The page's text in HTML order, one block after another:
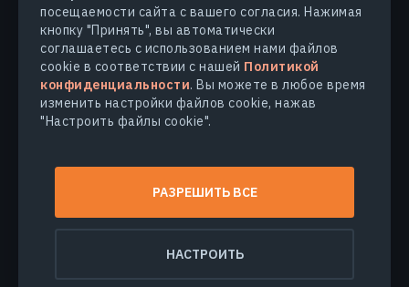
посещаемости сайта с вашего согласия. Нажимая
кнопку "Принять", вы автоматически
соглашаетесь с использованием нами файлов
cookie в соответствии с нашей Политикой
конфиденциальности. Вы можете в любое время
изменить настройки файлов cookie, нажав
"Настроить файлы cookie".
РАЗРЕШИТЬ ВСЕ
НАСТРОИТЬ
КОМПАНИЯ
УЗНАТЬ БОЛЬШЕ
© 2026 EOS Data Analytics,Inc.
Политика конфиденциальности
Безопасность данных